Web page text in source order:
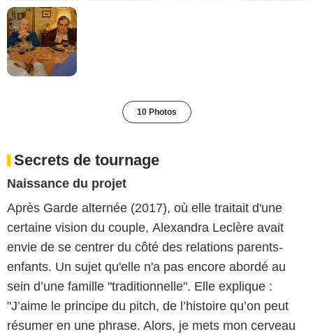
10 Photos
Secrets de tournage
Naissance du projet
Après Garde alternée (2017), où elle traitait d'une
certaine vision du couple, Alexandra Leclère avait
envie de se centrer du côté des relations parents-
enfants. Un sujet qu'elle n'a pas encore abordé au
sein d’une famille "traditionnelle". Elle explique :
"J’aime le principe du pitch, de l’histoire qu’on peut
résumer en une phrase. Alors, je mets mon cerveau